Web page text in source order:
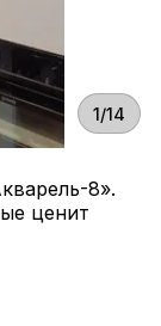
1/14
8».
ценит